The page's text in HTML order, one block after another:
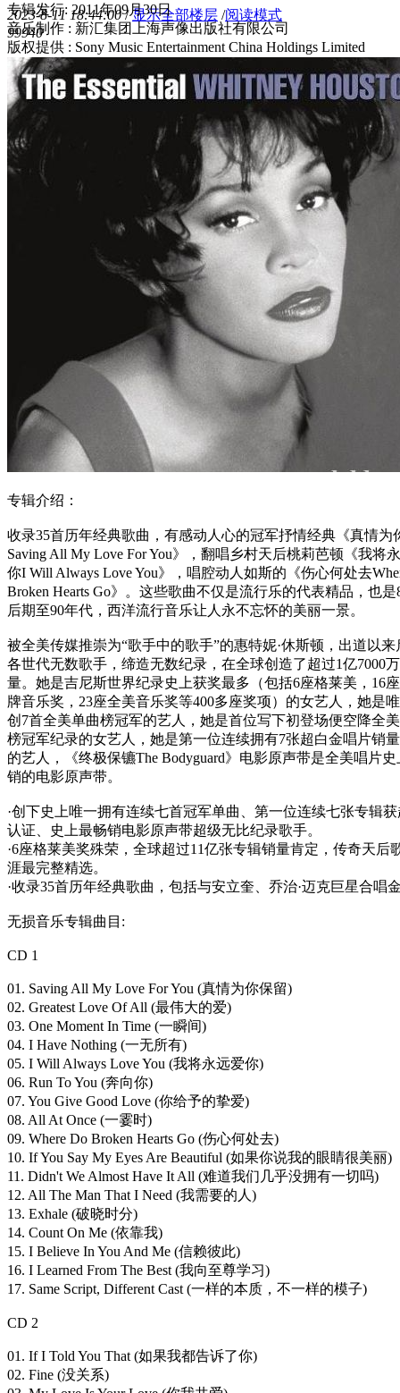
2023-8-11 18:44:00 / 显示全部楼层 /阅读模式
99940
专辑发行: 2011年09月30日
音乐制作 : 新汇集团上海声像出版社有限公司
版权提供 : Sony Music Entertainment China Holdings Limited
专辑介绍：
收录35首历年经典歌曲，有感动人心的冠军抒情经典《真情为
Saving All My Love For You》，翻唱乡村天后桃莉芭顿《我将
你I Will Always Love You》，唱腔动人如斯的《伤心何处去
Broken Hearts Go》。这些歌曲不仅是流行乐的代表精品，也是
后期至90年代，西洋流行音乐让人永不忘怀的美丽一景。
被全美传媒推崇为“歌手中的歌手”的惠特妮·休斯顿，出道以来
各世代无数歌手，缔造无数纪录，在全球创造了超过1亿7000
量。她是吉尼斯世界纪录史上获奖最多（包括6座格莱美，16
牌音乐奖，23座全美音乐奖等400多座奖项）的女艺人，她是
创7首全美单曲榜冠军的艺人，她是首位写下初登场便空降全
榜冠军纪录的女艺人，她是第一位连续拥有7张超白金唱片销
的艺人，《终极保镳The Bodyguard》电影原声带是全美唱片
销的电影原声带。
·创下史上唯一拥有连续七首冠军单曲、第一位连续七张专辑
认证、史上最畅销电影原声带超级无比纪录歌手。
·6座格莱美奖殊荣，全球超过11亿张专辑销量肯定，传奇天后
涯最完整精选。
·收录35首历年经典歌曲，包括与安立奎、乔治·迈克巨星合唱
无损音乐专辑曲目:
CD 1
01. Saving All My Love For You (真情为你保留)
02. Greatest Love Of All (最伟大的爱)
03. One Moment In Time (一瞬间)
04. I Have Nothing (一无所有)
05. I Will Always Love You (我将永远爱你)
06. Run To You (奔向你)
07. You Give Good Love (你给予的挚爱)
08. All At Once (一霎时)
09. Where Do Broken Hearts Go (伤心何处去)
10. If You Say My Eyes Are Beautiful (如果你说我的眼睛很美丽)
11. Didn't We Almost Have It All (难道我们几乎没拥有一切吗)
12. All The Man That I Need (我需要的人)
13. Exhale (破晓时分)
14. Count On Me (依靠我)
15. I Believe In You And Me (信赖彼此)
16. I Learned From The Best (我向至尊学习)
17. Same Script, Different Cast (一样的本质，不一样的模子)
CD 2
01. If I Told You That (如果我都告诉了你)
02. Fine (没关系)